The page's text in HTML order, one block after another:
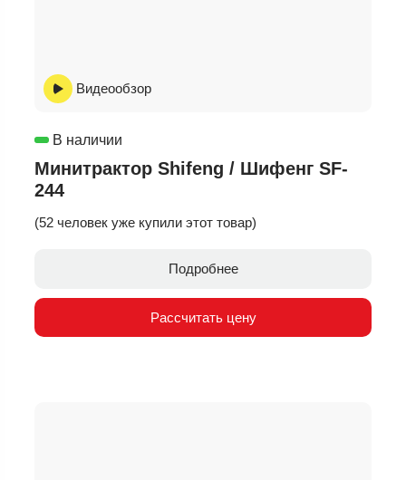
Видеообзор
В наличии
Минитрактор Shifeng / Шифенг SF-
244
(52 человек уже купили этот товар)
Подробнее
Рассчитать цену